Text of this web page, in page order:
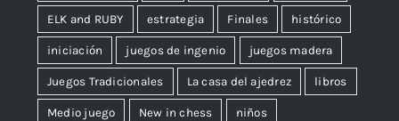
ELK and RUBY estrategia Finales histórico
iniciación juegos de ingenio juegos madera
Juegos Tradicionales La casa del ajedrez libros
Medio juego New in chess niños